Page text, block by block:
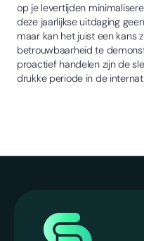
op je levertijden
deze jaarlijkse uitdaging
maar kan het juist een kans
betrouwbaarheid te
proactief handelen zijn de
drukke periode in de